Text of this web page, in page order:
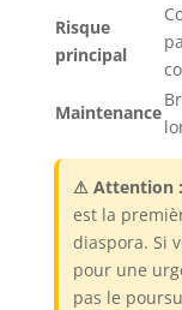
Risque
principal
Maintenance
⚠ Attention :
est la
diaspora. Si
pour une
pas le